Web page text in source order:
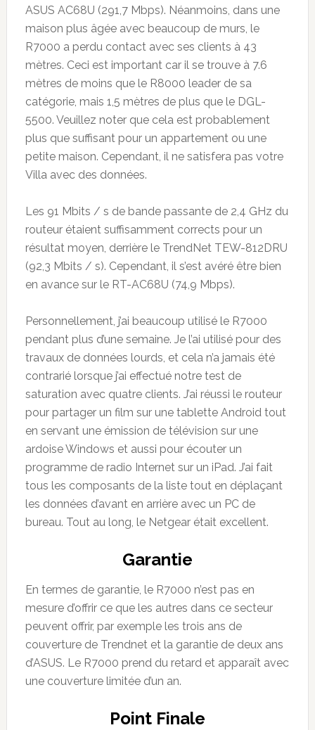
ASUS AC68U (291,7 Mbps). Néanmoins, dans une
maison plus âgée avec beaucoup de murs, le
R7000 a perdu contact avec ses clients à 43
mètres. Ceci est important car il se trouve à 7.6
mètres de moins que le R8000 leader de sa
catégorie, mais 1,5 mètres de plus que le DGL-
5500. Veuillez noter que cela est probablement
plus que suffisant pour un appartement ou une
petite maison. Cependant, il ne satisfera pas votre
Villa avec des données.
Les 91 Mbits / s de bande passante de 2,4 GHz du
routeur étaient suffisamment corrects pour un
résultat moyen, derrière le TrendNet TEW-812DRU
(92,3 Mbits / s). Cependant, il s’est avéré être bien
en avance sur le RT-AC68U (74,9 Mbps).
Personnellement, j’ai beaucoup utilisé le R7000
pendant plus d’une semaine. Je l’ai utilisé pour des
travaux de données lourds, et cela n’a jamais été
contrarié lorsque j’ai effectué notre test de
saturation avec quatre clients. J’ai réussi le routeur
pour partager un film sur une tablette Android tout
en servant une émission de télévision sur une
ardoise Windows et aussi pour écouter un
programme de radio Internet sur un iPad. J’ai fait
tous les composants de la liste tout en déplaçant
les données d’avant en arrière avec un PC de
bureau. Tout au long, le Netgear était excellent.
Garantie
En termes de garantie, le R7000 n’est pas en
mesure d’offrir ce que les autres dans ce secteur
peuvent offrir, par exemple les trois ans de
couverture de Trendnet et la garantie de deux ans
d’ASUS. Le R7000 prend du retard et apparaît avec
une couverture limitée d’un an.
Point Finale